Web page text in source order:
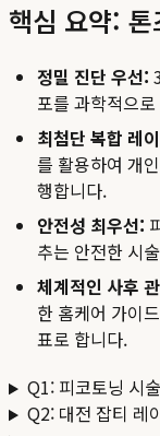
핵심 요약:
정밀 진단 우선:
포를 과학적으
최첨단 복합 레
를 활용하여 개
행합니다.
안전성 최우선:
추는 안전한 시
체계적인 사후
한 홈케어 가이
표로 합니다.
Q1: 피코토닝 시
Q2: 대전 잡티 레